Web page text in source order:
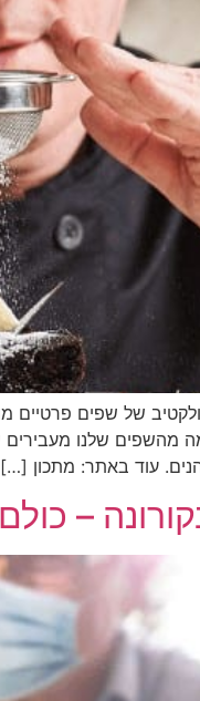
של שפים פרטיים
מהשפים שלנו מעבירים
עוד באתר: מתכון […]
–